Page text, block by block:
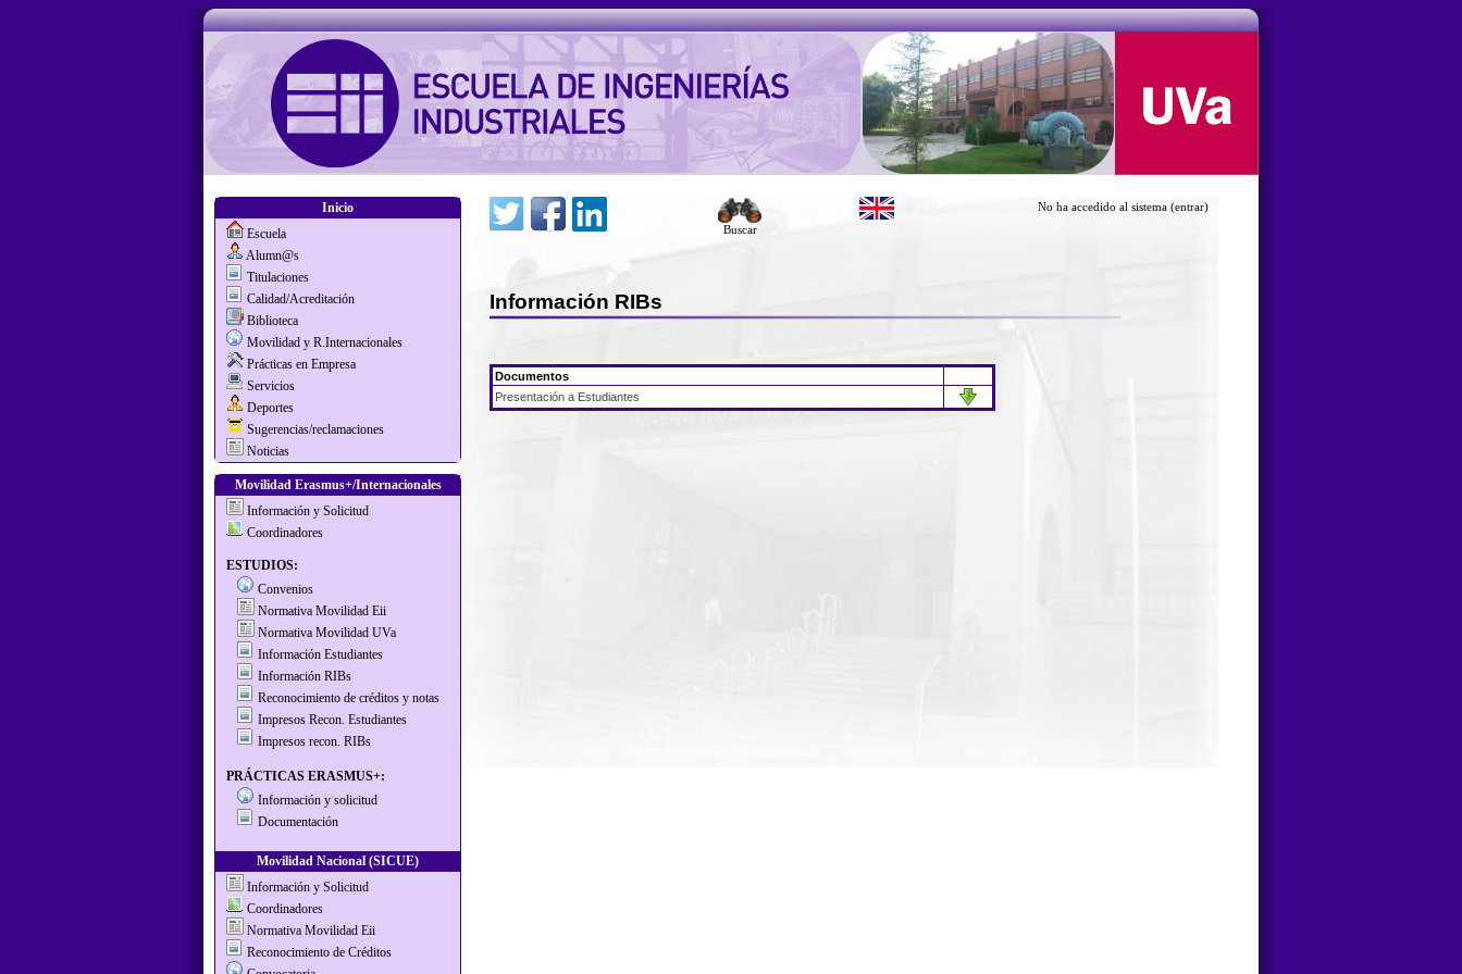
Inicio
Escuela
Alumn@s
Titulaciones
Calidad/Acreditación
Biblioteca
Movilidad y R.Internacionales
Prácticas en Empresa
Servicios
Deportes
Sugerencias/reclamaciones
Noticias
Movilidad Erasmus+/Internacionales
Información y Solicitud
Coordinadores
ESTUDIOS:
Convenios
Normativa Movilidad Eii
Normativa Movilidad UVa
Información Estudiantes
Información RIBs
Reconocimiento de créditos y notas
Impresos Recon. Estudiantes
Impresos recon. RIBs
PRÁCTICAS ERASMUS+:
Información y solicitud
Documentación
Movilidad Nacional (SICUE)
Información y Solicitud
Coordinadores
Normativa Movilidad Eii
Reconocimiento de Créditos
Buscar
No ha accedido al sistema (entrar)
Información RIBs
Documentos
Presentación a Estudiantes